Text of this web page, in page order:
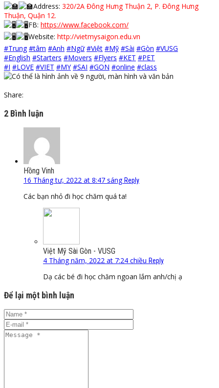
Address: 320/2A Đông Hưng Thuận 2, P. Đông Hưng
Thuận, Quận 12.
FB: https://www.facebook.com/
Website: http://vietmysaigon.edu.vn
#Trung #tâm #Anh #Ngữ #Việt #Mỹ #Sài #Gòn #VUSG
#English #Starters #Movers #Flyers #KET #PET
#I #LOVE #VIET #MY #SAI #GON #online #class
Share:
2 Bình luận
Hồng Vinh
16 Tháng tư, 2022 at 8:47 sáng Reply
Các bạn nhỏ đi học chăm quá ta!
Việt Mỹ Sài Gòn - VUSG
4 Tháng năm, 2022 at 7:24 chiều Reply
Dạ các bé đi học chăm ngoan lắm anh/chị ạ
Để lại một bình luận